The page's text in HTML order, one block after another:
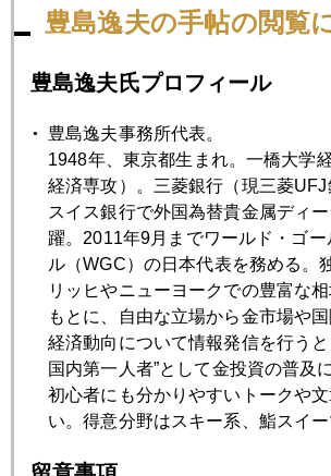
2026年01月28日
2026年01月27日
ウォール街、話題は、金とジャパンばか
2026年01月26日
金５０００ドル突破、筆者のＸが炎上
2026年01月23日
金５０００ドル、銀１００ドル、ＮＹ市
2026年01月22日
債券自警団、東京に上陸
豊島逸夫の手帖の閲覧
豊島逸夫氏プロフィール
豊島逸夫事務所代表。
1948年、東京都生まれ。一橋大学
経済専攻）。三菱銀行（現三菱UFJ
スイス銀行で外国為替貴金属ディ
躍。2011年9月までワールド・ゴ
ル（WGC）の日本代表を務める。
リッヒやニューヨークでの豊富な
もとに、自由な立場から金市場や
経済動向について情報発信を行う
国内第一人者”として金投資の普及
初心者にも分かりやすいトークや
い。得意分野はスキー系、鮨スイー